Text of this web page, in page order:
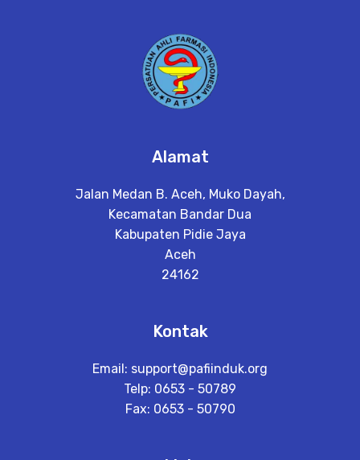
Alamat
Jalan Medan B. Aceh, Muko Dayah,
Kecamatan Bandar Dua
Kabupaten Pidie Jaya
Aceh
24162
Kontak
Email: support@pafiinduk.org
Telp: 0653 - 50789
Fax: 0653 - 50790